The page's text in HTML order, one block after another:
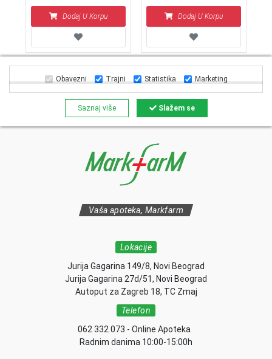
Dodaj U Korpu Dodaj U Korpu
Vaša apoteka, Markfarm
Lokacije
Jurija Gagarina 149/8, Novi Beograd
Jurija Gagarina 27d/51, Novi Beograd
Autoput za Zagreb 18, TC Zmaj
Telefon
062 332 073 - Online Apoteka
Radnim danima 10:00-15:00h
Obavezni Trajni Statistika Marketing
Saznaj više Slažem se